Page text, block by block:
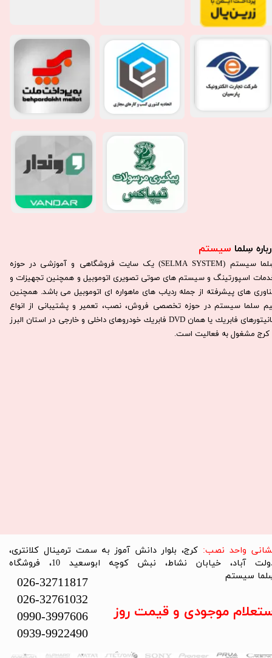
سِلما سیستم​​​​​​​
سِلما سيستم (SELMA SYSTEM) یک سایت فروشگاهی و آموزشی در حوزه
اسپورتینگ و سیستم های صوتی تصویری اتوموبیل و همچنین تجهیزات و
های پیشرفته از جمله ردیاب های ماهواره ای اتوموبیل می باشد. همچنين
سلما سيستم در حوزه تخصصی فروش، نصب، تعمير و پشتيبانی از انواع
مانيتورهای فابريك يا همان DVD فابريك خودروهای داخلی و خارجی در استان البرز
كرج مشغول به فعاليت است.​​​​​​​
تمام حقوق این سایت متعلق به فروشگاه سلما سیستم می‌باشد.
واحد نصب: کرج، بلوار دانش آموز به سمت ترمینال کلانتری،
دولت آباد، خیابان نشاط، نبش کوچه ابوسعید 10، فروشگاه
سیستم​​​​​​​
026-32711817
026-32761032
0990-3997606
0939-9922490
موجودی و قیمت روز